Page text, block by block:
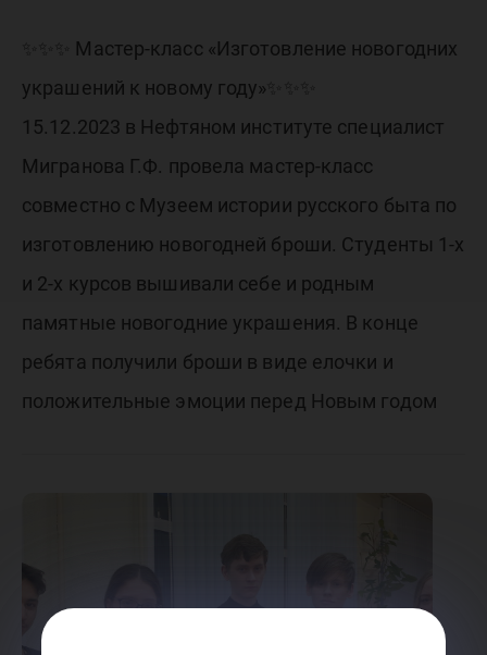
✨✨✨ Мастер-класс «Изготовление новогодних
украшений к новому году»✨✨✨
15.12.2023 в Нефтяном институте специалист
Мигранова Г.Ф. провела мастер-класс
совместно с Музеем истории русского быта по
изготовлению новогодней броши. Студенты 1-х
и 2-х курсов вышивали себе и родным
памятные новогодние украшения. В конце
ребята получили броши в виде елочки и
положительные эмоции перед Новым годом